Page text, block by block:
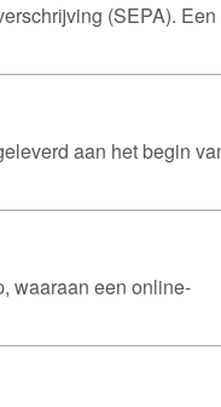
(SEPA). Een
aan het begin
waaraan een online-